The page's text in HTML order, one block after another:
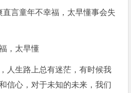
，太早懂
人生路上总有迷茫，有时候我
信心，对于未知的未来，我们